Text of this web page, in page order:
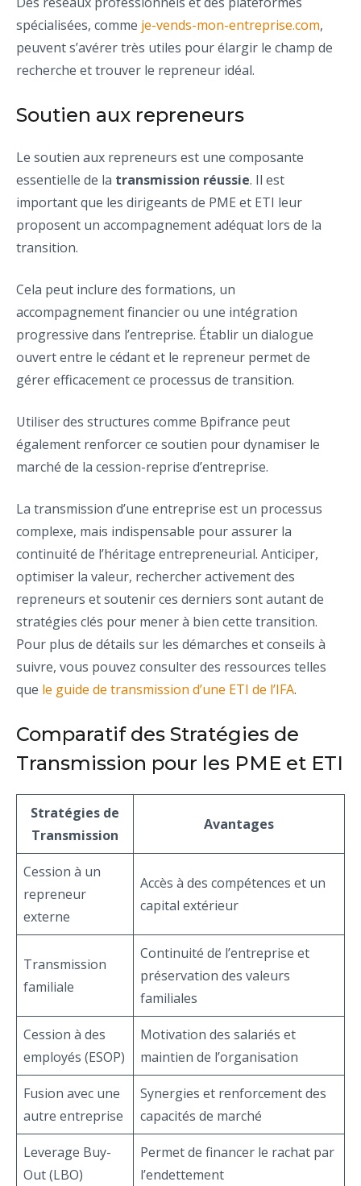
spécialisées, comme je-vends-mon-entreprise.com,
peuvent s’avérer très utiles pour élargir le champ de
recherche et trouver le repreneur idéal.
Soutien aux repreneurs
Le soutien aux repreneurs est une composante
essentielle de la transmission réussie. Il est
important que les dirigeants de PME et ETI leur
proposent un accompagnement adéquat lors de la
transition.
Cela peut inclure des formations, un
accompagnement financier ou une intégration
progressive dans l’entreprise. Établir un dialogue
ouvert entre le cédant et le repreneur permet de
gérer efficacement ce processus de transition.
Utiliser des structures comme Bpifrance peut
également renforcer ce soutien pour dynamiser le
marché de la cession-reprise d’entreprise.
La transmission d’une entreprise est un processus
complexe, mais indispensable pour assurer la
continuité de l’héritage entrepreneurial. Anticiper,
optimiser la valeur, rechercher activement des
repreneurs et soutenir ces derniers sont autant de
stratégies clés pour mener à bien cette transition.
Pour plus de détails sur les démarches et conseils à
suivre, vous pouvez consulter des ressources telles
que le guide de transmission d’une ETI de l’IFA.
Comparatif des Stratégies de
Transmission pour les PME et ETI
Stratégies de
Transmission
Avantages
Cession à un
repreneur
externe
Accès à des compétences et un
capital extérieur
Transmission
familiale
Continuité de l’entreprise et
préservation des valeurs
familiales
Cession à des
employés (ESOP)
Motivation des salariés et
maintien de l’organisation
Fusion avec une
autre entreprise
Synergies et renforcement des
capacités de marché
Leverage Buy-
Out (LBO)
Permet de financer le rachat par
l’endettement